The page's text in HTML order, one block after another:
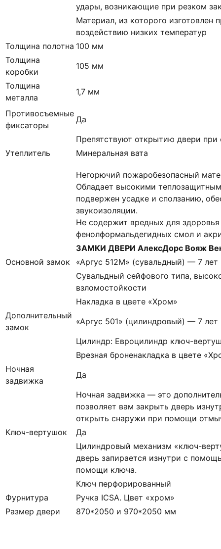
удары, возникающие при резком
Материал, из которого изготовлен
воздействию низких температур
Толщина полотна 100 мм
Толщина
коробки
105 мм
Толщина
металла
1,7 мм
Противосъемные
фиксаторы
Да
Препятствуют открытию двери при
Утеплитель
Минеральная вата
Негорючий пожаробезопасный
Обладает высокими
подвержен усадке и сползанию,
звукоизоляции.
Не содержит вредных для
фенолформальдегидных смол и
ЗАМКИ ДВЕРИ АлексДорс Вояж
Основной замок
«Аргус 512М» (сувальдный) — 7 лет
Сувальдный сейфового типа,
взломостойкости
Накладка в цвете «Хром»
Дополнительный
замок
«Аргус 501» (цилиндровый) — 7 лет
Цилиндр: Евроцилиндр ключ-
Врезная броненакладка в цвете
Ночная
задвижка
Да
Ночная задвижка — это
позволяет вам закрыть дверь
открыть снаружи при помощи
Ключ-вертушок
Да
Цилиндровый механизм «ключ-
дверь запирается изнутри с
помощи ключа.
Ключ перфорированный
Фурнитура
Ручка ICSA. Цвет «хром»
Размер двери
870*2050 и 970*2050 мм